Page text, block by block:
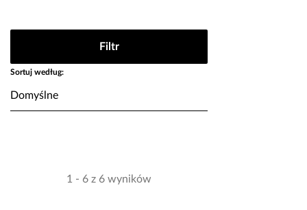
Filtr
Sortuj według:
1 - 6 z 6 wyników